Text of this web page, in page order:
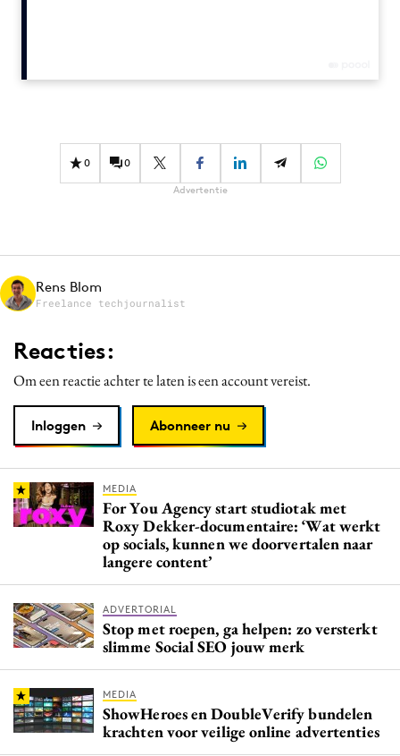
Diversiteit
Influencer marketing
Interne communicatie
PR
Purpose Marketing
Reputatie & crisis
0 0
Advertentie
Rens Blom
Freelance techjournalist
Reacties:
Om een reactie achter te laten is een account vereist.
Inloggen Abonneer nu
MEDIA
For You Agency start studiotak met
Roxy Dekker-documentaire: ‘Wat werkt
op socials, kunnen we doorvertalen naar
langere content’
ADVERTORIAL
Stop met roepen, ga helpen: zo versterkt
slimme Social SEO jouw merk
MEDIA
ShowHeroes en DoubleVerify bundelen
krachten voor veilige online advertenties